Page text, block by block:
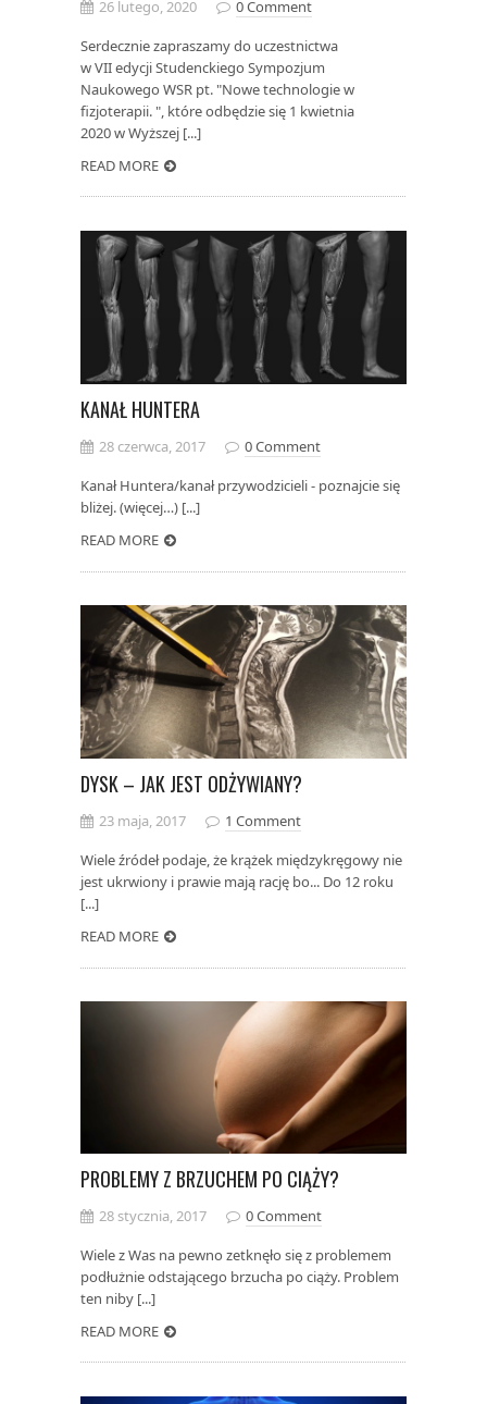
26 lutego, 2020
0 Comment
Serdecznie zapraszamy do uczestnictwa
w VII edycji Studenckiego Sympozjum
Naukowego WSR pt. "Nowe technologie w
fizjoterapii. ", które odbędzie się 1 kwietnia
2020 w Wyższej [...]
READ MORE
KANAŁ HUNTERA
28 czerwca, 2017
0 Comment
Kanał Huntera/kanał przywodzicieli - poznajcie się
bliżej. (więcej…) [...]
READ MORE
DYSK – JAK JEST ODŻYWIANY?
23 maja, 2017
1 Comment
Wiele źródeł podaje, że krążek międzykręgowy nie
jest ukrwiony i prawie mają rację bo... Do 12 roku
[...]
READ MORE
PROBLEMY Z BRZUCHEM PO CIĄŻY?
28 stycznia, 2017
0 Comment
Wiele z Was na pewno zetknęło się z problemem
podłużnie odstającego brzucha po ciąży. Problem
ten niby [...]
READ MORE